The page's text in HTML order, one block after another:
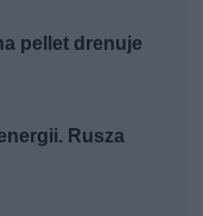
pellet drenuje
Rusza